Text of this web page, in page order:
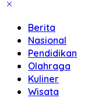
Berita
Nasional
Pendidikan
Olahraga
Kuliner
Wisata